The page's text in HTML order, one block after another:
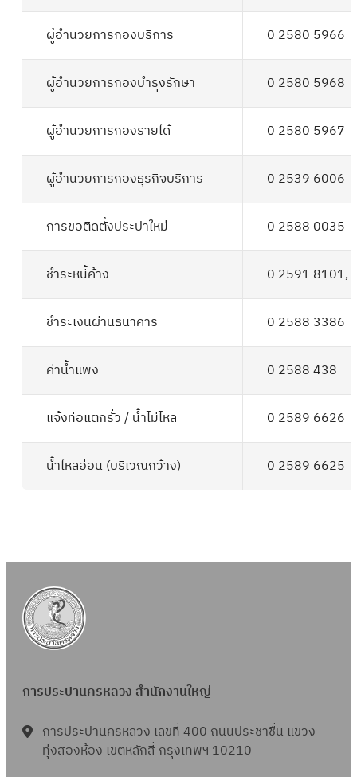
ผู้อำนวยการกองบริการ 0 2580 5966
ผู้อำนวยการกองบำรุงรักษา 0 2580 5968
ผู้อำนวยการกองรายได้ 0 2580 5967
ผู้อำนวยการกองธุรกิจบริการ 0 2539 6006
การขอติดตั้งประปาใหม่ 0 2588 0035
ชำระหนี้ค้าง 0 2591 8101,
ชำระเงินผ่านธนาคาร 0 2588 3386
ค่าน้ำแพง 0 2588 438
แจ้งท่อแตกรั่ว / น้ำไม่ไหล 0 2589 6626
น้ำไหลอ่อน (บริเวณกว้าง) 0 2589 6625
การประปานครหลวง สำนักงานใหญ่
การประปานครหลวง เลขที่ 400 ถนนประชาชื่น แขวง
ทุ่งสองห้อง เขตหลักสี่ กรุงเทพฯ 10210